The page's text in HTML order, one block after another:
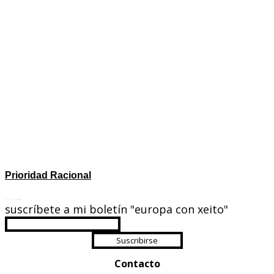
Prioridad Racional
suscríbete a mi boletín "europa con xeito"
Suscribirse
Contacto